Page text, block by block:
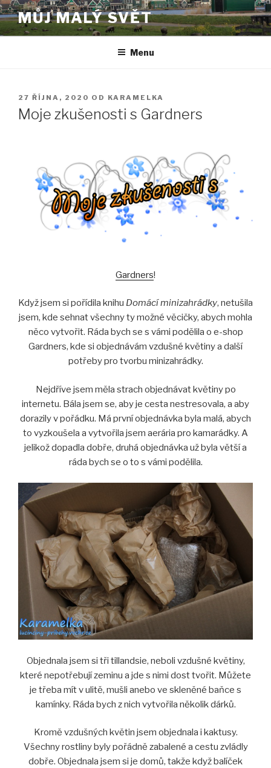
Přejít
k
obsahu
MŮJ MALÝ SVĚT
Menu
PUBLIKOVÁNO
27 ŘÍJNA, 2020 OD KARAMELKA
Moje zkušenosti s Gardners
Gardners!
Když jsem si pořídila knihu Domácí minizahrádky, netušila
jsem, kde sehnat všechny ty možné věcičky, abych mohla
něco vytvořit. Ráda bych se s vámi podělila o e-shop
Gardners, kde si objednávám vzdušné květiny a další
potřeby pro tvorbu minizahrádky.
Nejdříve jsem měla strach objednávat květiny po
internetu. Bála jsem se, aby je cesta nestresovala, a aby
dorazily v pořádku. Má první objednávka byla malá, abych
to vyzkoušela a vytvořila jsem aerária pro kamarádky. A
jelikož dopadla dobře, druhá objednávka už byla větší a
ráda bych se o to s vámi podělila.
Objednala jsem si tři tillandsie, neboli vzdušné květiny,
které nepotřebují zeminu a jde s nimi dost tvořit. Můžete
je třeba mít v ulitě, mušli anebo ve skleněné baňce s
kamínky. Ráda bych z nich vytvořila několik dárků.
Kromě vzdušných květin jsem objednala i kaktusy.
Všechny rostliny byly pořádně zabalené a cestu zvládly
dobře. Objednala jsem si je domů, takže když balíček